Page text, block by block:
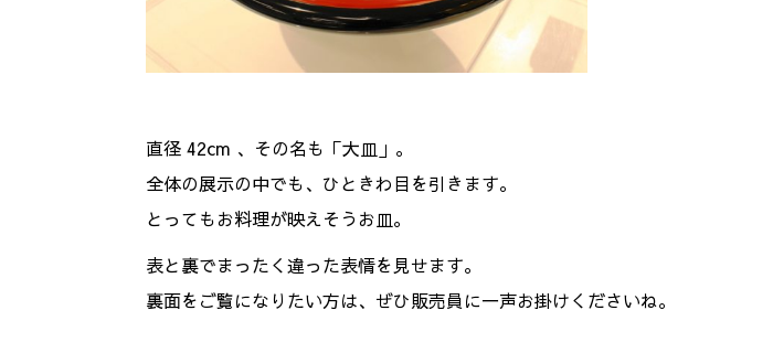
直径 42cm 、その名も「大皿」。
全体の展示の中でも、ひときわ目を引きます。
とってもお料理が映えそうお皿。
表と裏でまったく違った表情を見せます。
裏面をご覧になりたい方は、ぜひ販売員に一声お掛けくださいね。